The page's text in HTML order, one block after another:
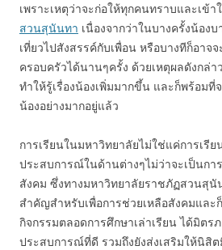
เพราะเหตุว่าจะก่อให้ทุกคนทราบและเข้
สวนสุนันทา เนื่องจากว่าในบางครั้งน้อง
เที่ยวไปสังสรรค์กับเพื่อน หรือบางทีก็อาจ
ครอบครัวได้นานๆครั้ง ด้วยเหตุผลดังกล่
ทำให้รู้เรื่องน้องเพิ่มมากขึ้น และก็พร้อมที่
น้องอย่างมากอยู่แล้ว
การเรียนในมหาวิทยาลัยไม่ใช่แค่การเรีย
ประสบการณ์ในด้านต่างๆไม่ว่าจะเป็นกา
สังคม ซึ่งทางมหาวิทยาลัยราชภัฏสวนสุนั
สำคัญสำหรับเพื่อการช่วยเหลือสังคมและ
กิจกรรมตลอดการศึกษาเล่าเรียน ได้มิตร
ประสบการณ์ที่ดี รวมถึงยังส่งเสริมให้นิสิ